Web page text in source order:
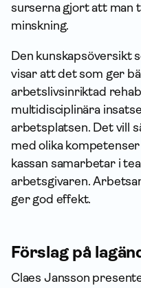
surserna gjort att man
minskning.
Den kunskapsöversikt
visar att det som ger
arbetslivsinriktad
multidisciplinära
arbetsplatsen. Det vill
med olika
kassan sam­arbetar i
arbetsgivaren.
ger god effekt.
Förslag på
Claes Jansson